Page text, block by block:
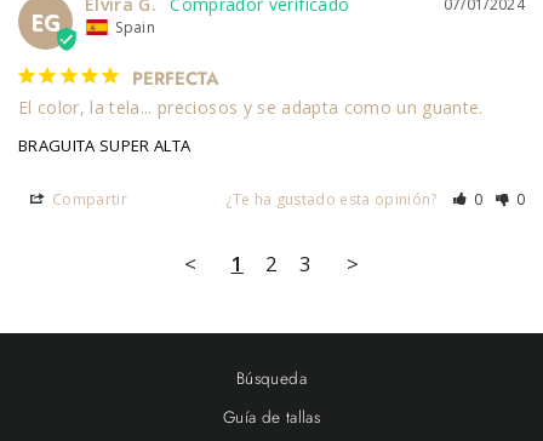
EG
07/01/2024
Elvira G.
Spain
PERFECTA
El color, la tela... preciosos y se adapta como un guante.
BRAGUITA SUPER ALTA
Compartir ¿Te ha gustado esta opinión? 0 0
< 1 2 3 >
Búsqueda
Guía de tallas